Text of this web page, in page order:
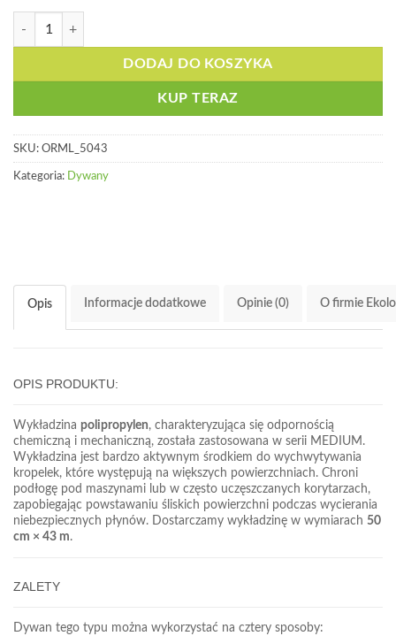
ilość Dywan gruby, wzmocniony i perforowany - ORML 5043
DODAJ DO KOSZYKA
KUP TERAZ
SKU: ORML_5043
Kategoria: Dywany
Opis Informacje dodatkowe Opinie (0) O firmie
OPIS PRODUKTU:
Wykładzina polipropylen, charakteryzująca się odpornością
chemiczną i mechaniczną, została zastosowana w serii MEDIUM.
Wykładzina jest bardzo aktywnym środkiem do wychwytywania
kropelek, które występują na większych powierzchniach. Chroni
podłogę pod maszynami lub w często uczęszczanych korytarzach,
zapobiegając powstawaniu śliskich powierzchni podczas wycierania
niebezpiecznych płynów. Dostarczamy wykładzinę w wymiarach 50
cm × 43 m.
ZALETY
Dywan tego typu można wykorzystać na cztery sposoby: